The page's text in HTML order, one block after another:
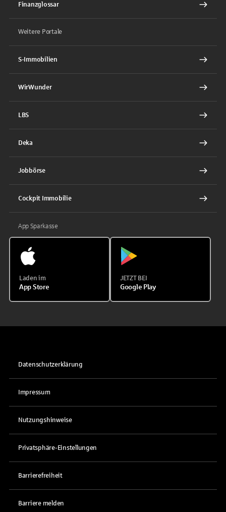
Finanzglossar
Weitere Portale
S-Immobilien
WirWunder
LBS
Deka
Jobbörse
Cockpit Immobilie
App Sparkasse
Laden im
App Store
JETZT BEI
Google Play
Datenschutzerklärung
Impressum
Nutzungshinweise
Privatsphäre-Einstellungen
Barrierefreiheit
Barriere melden